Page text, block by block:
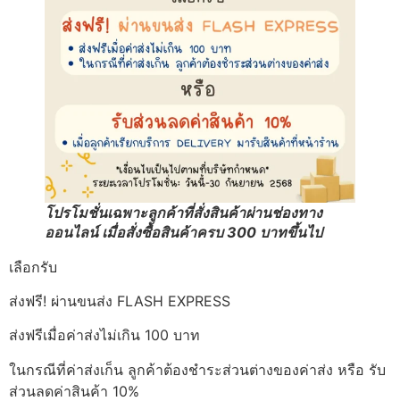
โปรโมชั่นเฉพาะลูกค้าที่สั่งสินค้าผ่านช่องทาง
ออนไลน์ เมื่อสั่งซื้อสินค้าครบ 300 บาทขึ้นไป
เลือกรับ
ส่งฟรี! ผ่านขนส่ง FLASH EXPRESS
ส่งฟรีเมื่อค่าส่งไม่เกิน 100 บาท
ในกรณีที่ค่าส่งเก็น ลูกค้าต้องชำระส่วนต่างของค่าส่ง หรือ รับ
ส่วนลดค่าสินค้า 10%